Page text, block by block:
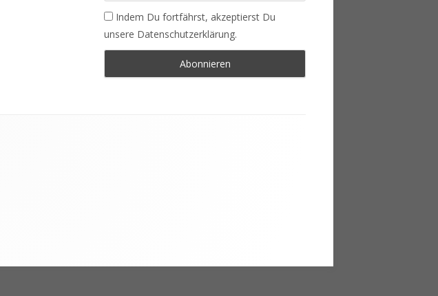
Indem Du fortfährst, akzeptierst Du
unsere Datenschutzerklärung.